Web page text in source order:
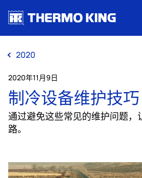
2020
2020年11月9日
制冷设备维护技
通过避免这些常见的维护问题，
路。